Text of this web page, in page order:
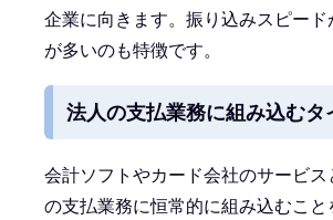
企業に向きます。振り込みスピード
が多いのも特徴です。
法人の支払業務に組み込むタ
会計ソフトやカード会社のサービス
の支払業務に恒常的に組み込むこと